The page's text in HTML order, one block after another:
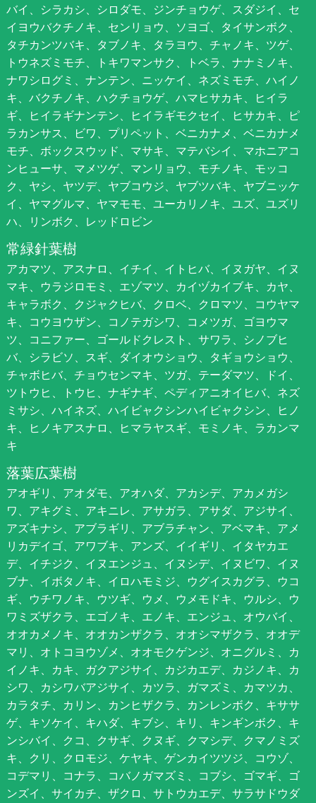
バイ、シラカシ、シロダモ、ジンチョウゲ、スダジイ、セ
イヨウバクチノキ、センリョウ、ソヨゴ、タイサンボク、
タチカンツバキ、タブノキ、タラヨウ、チャノキ、ツゲ、
トウネズミモチ、トキワマンサク、トベラ、ナナミノキ、
ナワシログミ、ナンテン、ニッケイ、ネズミモチ、ハイノ
キ、バクチノキ、ハクチョウゲ、ハマヒサカキ、ヒイラ
ギ、ヒイラギナンテン、ヒイラギモクセイ、ヒサカキ、ピ
ラカンサス、ビワ、プリペット、ベニカナメ、ベニカナメ
モチ、ボックスウッド、マサキ、マテバシイ、マホニアコ
ンヒューサ、マメツゲ、マンリョウ、モチノキ、モッコ
ク、ヤシ、ヤツデ、ヤブコウジ、ヤブツバキ、ヤブニッケ
イ、ヤマグルマ、ヤマモモ、ユーカリノキ、ユズ、ユズリ
ハ、リンボク、レッドロビン
常緑針葉樹
アカマツ、アスナロ、イチイ、イトヒバ、イヌガヤ、イヌ
マキ、ウラジロモミ、エゾマツ、カイヅカイブキ、カヤ、
キャラボク、クジャクヒバ、クロベ、クロマツ、コウヤマ
キ、コウヨウザン、コノテガシワ、コメツガ、ゴヨウマ
ツ、コニファー、ゴールドクレスト、サワラ、シノブヒ
バ、シラビソ、スギ、ダイオウショウ、タギョウショウ、
チャボヒバ、チョウセンマキ、ツガ、テーダマツ、ドイ、
ツトウヒ、トウヒ、ナギナギ、ペディアニオイヒバ、ネズ
ミサシ、ハイネズ、ハイビャクシンハイビャクシン、ヒノ
キ、ヒノキアスナロ、ヒマラヤスギ、モミノキ、ラカンマ
キ
落葉広葉樹
アオギリ、アオダモ、アオハダ、アカシデ、アカメガシ
ワ、アキグミ、アキニレ、アサガラ、アサダ、アジサイ、
アズキナシ、アブラギリ、アブラチャン、アベマキ、アメ
リカデイゴ、アワブキ、アンズ、イイギリ、イタヤカエ
デ、イチジク、イヌエンジュ、イヌシデ、イヌビワ、イヌ
ブナ、イボタノキ、イロハモミジ、ウグイスカグラ、ウコ
ギ、ウチワノキ、ウツギ、ウメ、ウメモドキ、ウルシ、ウ
ワミズザクラ、エゴノキ、エノキ、エンジュ、オウバイ、
オオカメノキ、オオカンザクラ、オオシマザクラ、オオデ
マリ、オトコヨウゾメ、オオモクゲンジ、オニグルミ、カ
イノキ、カキ、ガクアジサイ、カジカエデ、カジノキ、カ
シワ、カシワバアジサイ、カツラ、ガマズミ、カマツカ、
カラタチ、カリン、カンヒザクラ、カンレンボク、キササ
ゲ、キソケイ、キハダ、キブシ、キリ、キンギンボク、キ
ンシバイ、クコ、クサギ、クヌギ、クマシデ、クマノミズ
キ、クリ、クロモジ、ケヤキ、ゲンカイツツジ、コウゾ、
コデマリ、コナラ、コバノガマズミ、コブシ、ゴマギ、ゴ
ンズイ、サイカチ、ザクロ、サトウカエデ、サラサドウダ